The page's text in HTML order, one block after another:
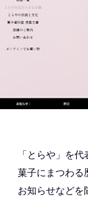
「とらや」を
菓子にまつわる
お知らせなどを